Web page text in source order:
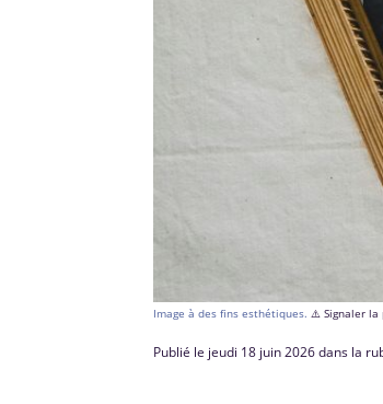
Image à des fins esthétiques.⚠️ Signaler la
Publié le jeudi 18 juin 2026 dans la